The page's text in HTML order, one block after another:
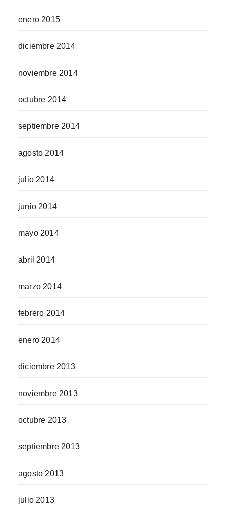
enero 2015
diciembre 2014
noviembre 2014
octubre 2014
septiembre 2014
agosto 2014
julio 2014
junio 2014
mayo 2014
abril 2014
marzo 2014
febrero 2014
enero 2014
diciembre 2013
noviembre 2013
octubre 2013
septiembre 2013
agosto 2013
julio 2013